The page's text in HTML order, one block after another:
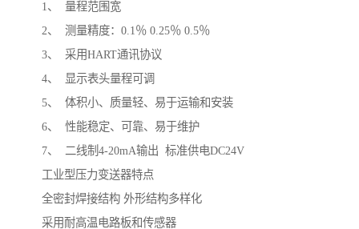
1、 量程范围宽
2、 测量精度：0.1％ 0.25％ 0.5％
3、 采用HART通讯协议
4、 显示表头量程可调
5、 体积小、质量轻、易于运输和安装
6、 性能稳定、可靠、易于维护
7、 二线制4-20mA输出 标准供电DC24V
工业型压力变送器特点
全密封焊接结构 外形结构多样化
采用耐高温电路板和传感器